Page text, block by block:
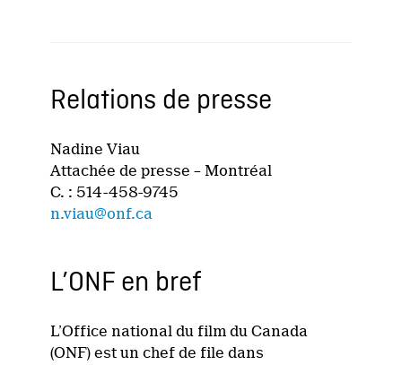
Relations de presse
Nadine Viau
Attachée de presse – Montréal
C. : 514-458-9745
n.viau@onf.ca
L’ONF en bref
L’Office national du film du Canada
(ONF) est un chef de file dans